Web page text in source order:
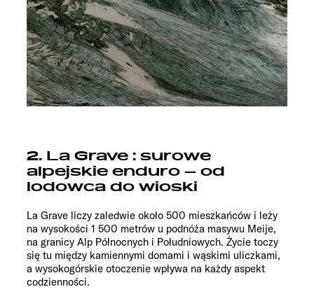
2. La Grave : surowe
alpejskie enduro – od
lodowca do wioski
La Grave liczy zaledwie około 500 mieszkańców i leży
na wysokości 1 500 metrów u podnóża masywu Meije,
na granicy Alp Północnych i Południowych. Życie toczy
się tu między kamiennymi domami i wąskimi uliczkami,
a wysokogórskie otoczenie wpływa na każdy aspekt
codzienności.